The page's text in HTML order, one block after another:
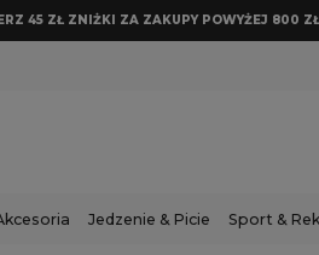
45 ZŁ ZNIŻKI ZA ZAKUPY POWYŻEJ 800
Jedzenie & Picie Sport &